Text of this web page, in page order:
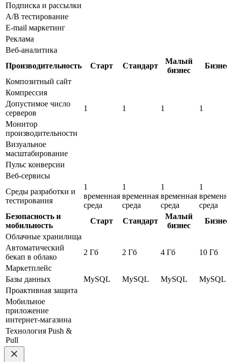
Подписка и рассылки
A/B тестирование
E-mail маркетинг
Реклама
Веб-аналитика
Производительность
Старт Стандарт
Малый
бизнес
Композитный сайт
Компрессия
Допустимое число
серверов
1 1 1
1
Монитор
производительности
Визуальное
масштабирование
Пульс конверсии
Веб-сервисы
Среды разработки и
тестирования
1
временная
среда
1
временная
среда
1
временная
среда
1
среда
Безопасность и
мобильность
Старт Стандарт
Малый
бизнес
Облачные хранилища
Автоматический
бекап в облако
2 Гб 2 Гб 4 Гб
10 Гб
Маркетплейс
Базы данных
MySQL MySQL MySQL
MySQL
Проактивная защита
Мобильное
приложение
интернет-магазина
Технология Push &
Pull